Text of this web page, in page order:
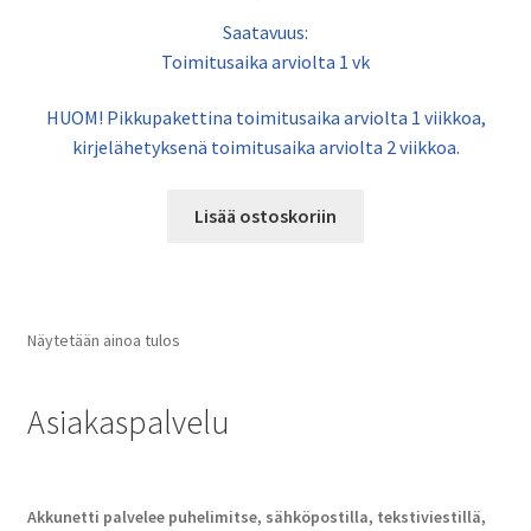
Saatavuus:
Toimitusaika arviolta 1 vk
HUOM! Pikkupakettina toimitusaika arviolta 1 viikkoa,
kirjelähetyksenä toimitusaika arviolta 2 viikkoa.
Lisää ostoskoriin
Näytetään ainoa tulos
Asiakaspalvelu
Akkunetti palvelee puhelimitse, sähköpostilla, tekstiviestillä,